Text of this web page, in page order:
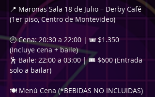
📍 Maroñas Sala 18 de Julio – Derby Café
(1er piso, Centro de Montevideo)
🕗 Cena: 20:30 a 22:00 | 🎟️ $1.350
(Incluye cena + baile)
🕺 Baile: 22:00 a 03:00 | 🎟️ $600 (Entrada
solo a bailar)
🍽️ Menú Cena (*BEBIDAS NO INCLUIDAS)